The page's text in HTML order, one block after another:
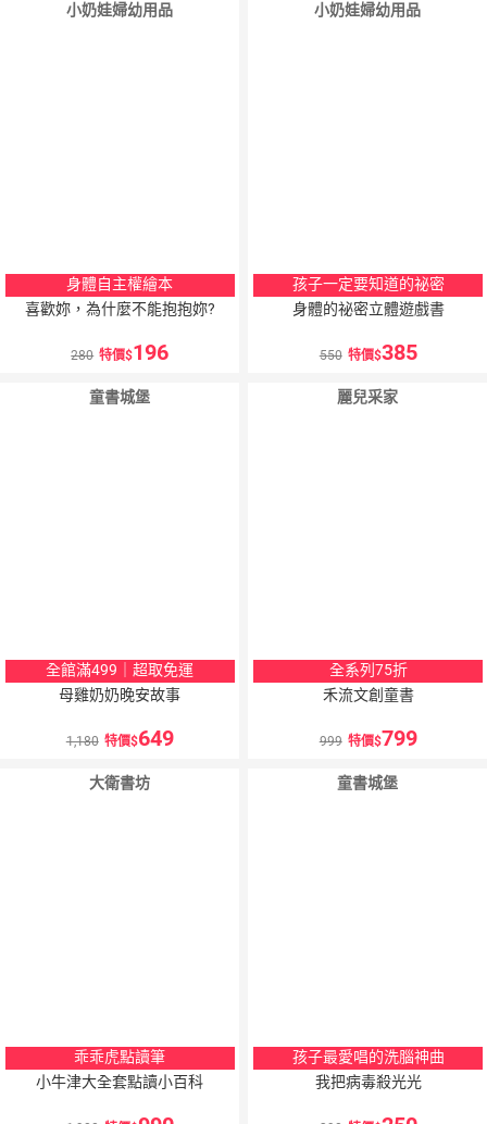
小奶娃婦幼用品
身體自主權繪本
喜歡妳，為什麼不能抱抱妳?
280 特價 196
小奶娃婦幼用品
孩子一定要知道的祕密
身體的祕密立體遊戲書
550 特價 385
童書城堡
全館滿499｜超取免運
母雞奶奶晚安故事
1,180 特價 649
麗兒采家
全系列75折
禾流文創童書
999 特價 799
大衛書坊
乖乖虎點讀筆
小牛津大全套點讀小百科
童書城堡
孩子最愛唱的洗腦神曲
我把病毒殺光光